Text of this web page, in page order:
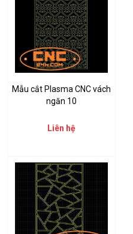
Mẫu cắt Plasma CNC vách
ngăn 10
Liên hệ